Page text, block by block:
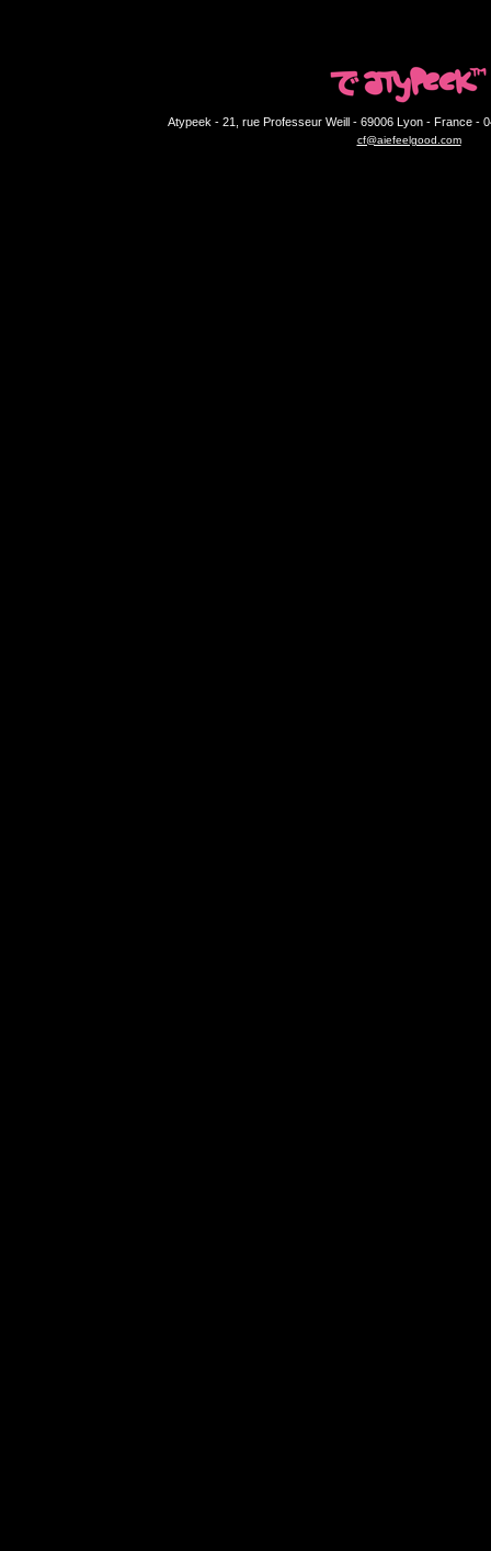
Atypeek - 21, rue Professeur Weill - 69006 Lyon - France -
cf@aiefeelgood.com